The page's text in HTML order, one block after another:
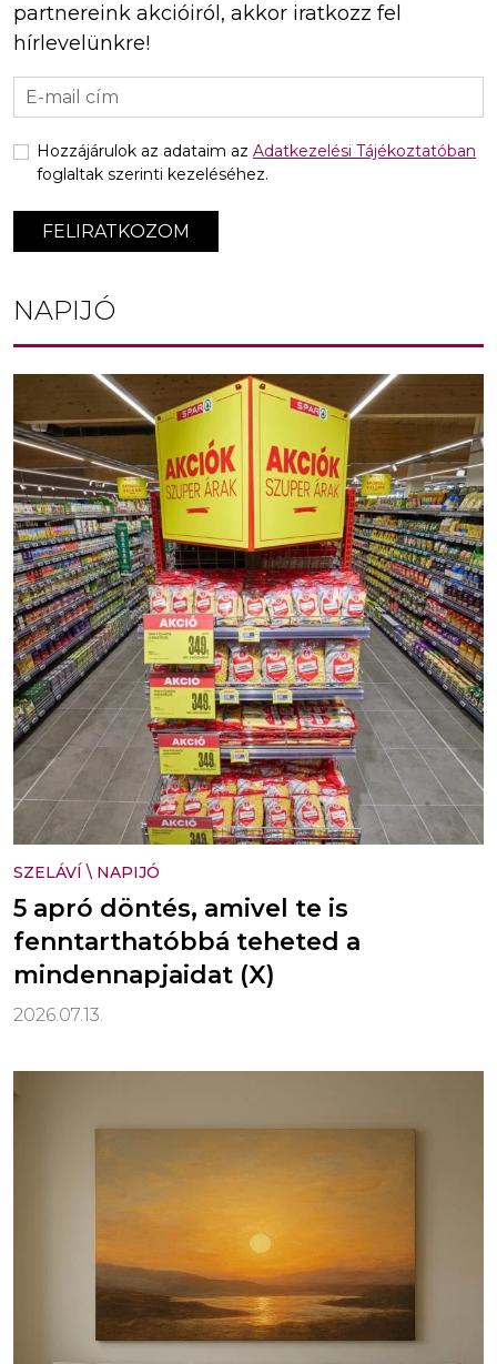
partnereink akcióiról, akkor iratkozz fel
hírlevelünkre!
FELIRATKOZOM
Hozzájárulok az adataim az Adatkezelési Tájékoztatóban
foglaltak szerinti kezeléséhez.
NAPIJÓ
SZELÁVÍ \ NAPIJÓ
5 apró döntés, amivel te is
fenntarthatóbbá teheted a
mindennapjaidat (X)
2026.07.13.